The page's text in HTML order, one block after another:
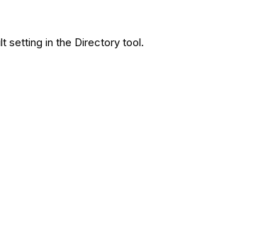
setting in the Directory tool.